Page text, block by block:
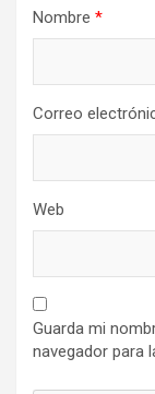
Nombre *
Correo
Web
Guarda mi
navegador para